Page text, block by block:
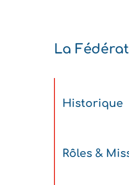
La
Historique
Rôles &